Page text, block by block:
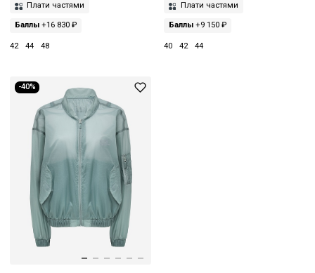
Плати частями
Баллы +16 830 ₽
42 44 48
Плати частями
Баллы+9 150 ₽
40 42 44
-40%